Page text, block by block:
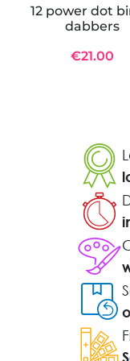
12 power dot
dabbers
€21.00